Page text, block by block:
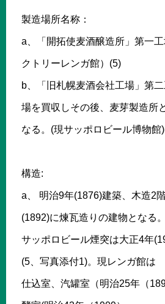
製造場所名称：
a、「開拓使麦酒醸造所」第一
クトリーレンガ館）(5)
b、「旧札幌麦酒会社工場」第
場を買収しその後、麦芽製造所
なる。(現サッポロビール博物館
構造:
a、 明治9年(1876)建築、木造2
(1892)に煉瓦造りの建物となる。
サッポロビール煙突は大正4年
(5、写真添付1)。現レンガ館は
仕込室、汽罐室（明治25年（